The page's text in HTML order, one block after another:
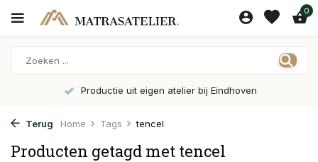
0
Productie uit eigen atelier bij Eindhoven
Terug Home Tags tencel
Producten getagd met tencel